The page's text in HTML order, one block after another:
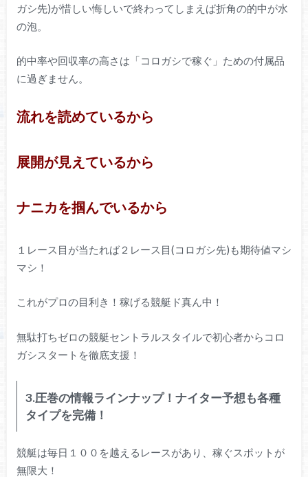
ガシ先)が惜しい悔しいで終わってしまえば折角の的中が水
の泡。
的中率や回収率の高さは「コロガシで稼ぐ」ための付属品
に過ぎません。
流れを読めているから
展開が見えているから
ナニカを掴んでいるから
１レース目が当たれば２レース目(コロガシ先)も期待値マシ
マシ！
これがプロの目利き！稼げる競艇ド真ん中！
無駄打ちゼロの競艇セントラルスタイルで初心者からコロ
ガシスタートを徹底支援！
3.圧巻の情報ラインナップ！ナイター予想も各種
タイプを完備！
競艇は毎日１００を越えるレースがあり、稼ぐスポットが
無限大！